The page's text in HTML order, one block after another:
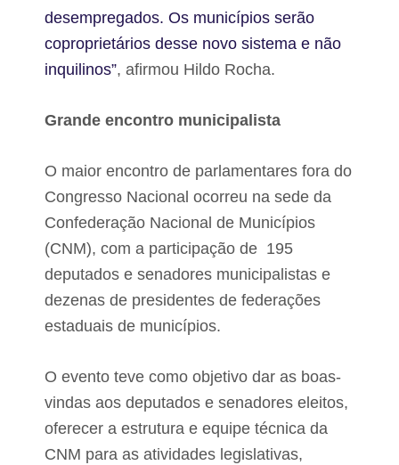
desempregados. Os municípios serão
coproprietários desse novo sistema e não
inquilinos”, afirmou Hildo Rocha.
Grande encontro municipalista
O maior encontro de parlamentares fora do
Congresso Nacional ocorreu na sede da
Confederação Nacional de Municípios
(CNM), com a participação de 195
deputados e senadores municipalistas e
dezenas de presidentes de federações
estaduais de municípios.
O evento teve como objetivo dar as boas-
vindas aos deputados e senadores eleitos,
oferecer a estrutura e equipe técnica da
CNM para as atividades legislativas,